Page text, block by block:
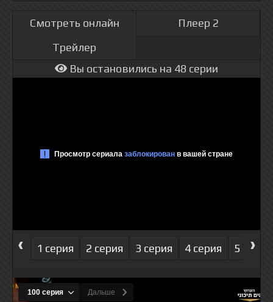
Смотреть онлайн
Плеер 2
Трейлер
Вы остановились на 48 серии
‹ 1 серия 2 серия 3 серия 4 серия 5 серия
›